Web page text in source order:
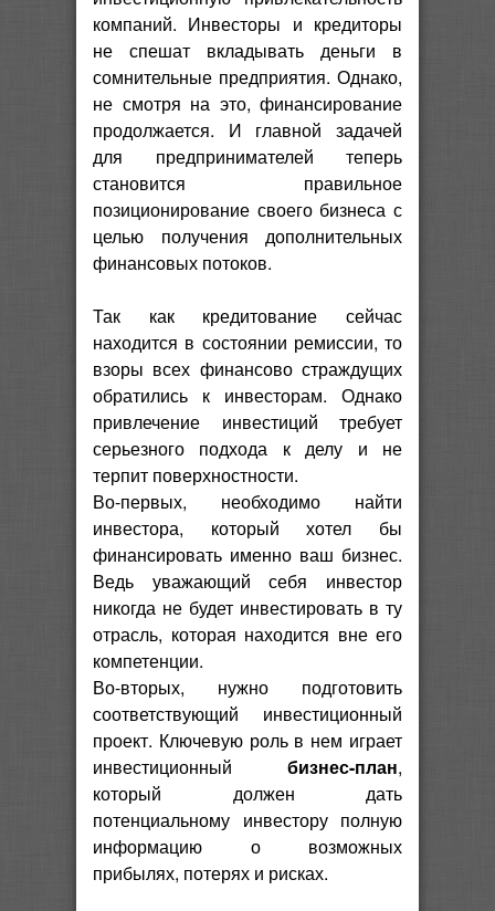
компаний. Инвесторы и кредиторы
не спешат вкладывать деньги в
сомнительные предприятия. Однако,
не смотря на это, финансирование
продолжается. И главной задачей
для предпринимателей теперь
становится правильное
позиционирование своего бизнеса с
целью получения дополнительных
финансовых потоков.
Так как кредитование сейчас
находится в состоянии ремиссии, то
взоры всех финансово страждущих
обратились к инвесторам. Однако
привлечение инвестиций требует
серьезного подхода к делу и не
терпит поверхностности.
Во-первых, необходимо найти
инвестора, который хотел бы
финансировать именно ваш бизнес.
Ведь уважающий себя инвестор
никогда не будет инвестировать в ту
отрасль, которая находится вне его
компетенции.
Во-вторых, нужно подготовить
соответствующий инвестиционный
проект. Ключевую роль в нем играет
инвестиционный бизнес-план,
который должен дать
потенциальному инвестору полную
информацию о возможных
прибылях, потерях и рисках.